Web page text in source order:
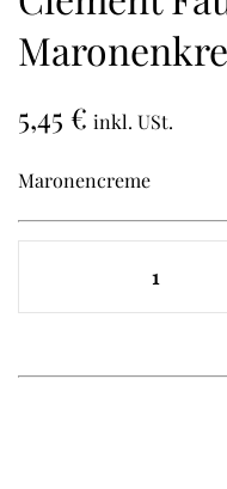
5,45 € inkl. USt.
Maronencreme
-
250g